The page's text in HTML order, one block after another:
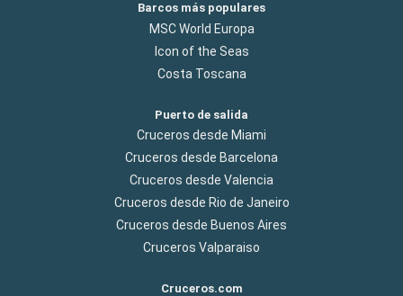
Barcos más populares
MSC World Europa
Icon of the Seas
Costa Toscana
Puerto de salida
Cruceros desde Miami
Cruceros desde Barcelona
Cruceros desde Valencia
Cruceros desde Rio de Janeiro
Cruceros desde Buenos Aires
Cruceros Valparaiso
Cruceros.com